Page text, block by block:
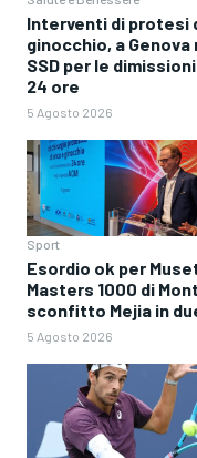
Interventi di protesi
ginocchio, a Genova
SSD per le
24 ore
5 Agosto 2026
Sport
Esordio ok per
Masters 1000 di
sconfitto Mejia in
5 Agosto 2026